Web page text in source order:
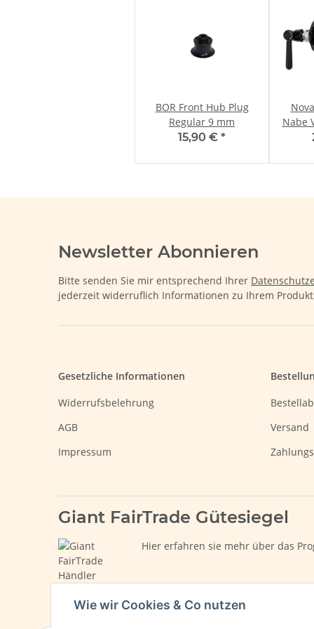
BOR Front Hub Plug
Regular 9 mm
15,90 € *
Nabe
Newsletter Abonnieren
Bitte senden Sie mir entsprechend Ihrer
jederzeit widerruflich Informationen zu Ihrem
Gesetzliche Informationen
Widerrufsbelehrung
AGB
Impressum
Versand
Giant FairTrade Gütesiegel
Hier erfahren sie mehr über das
Wie wir Cookies & Co nutzen